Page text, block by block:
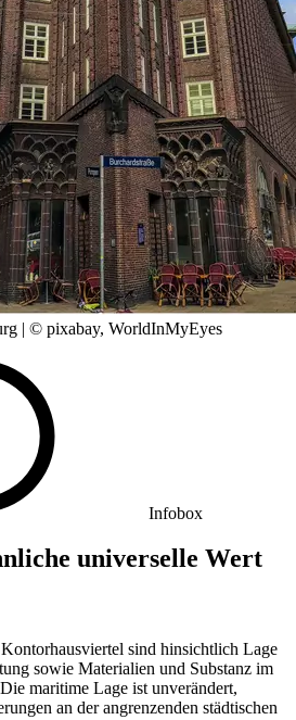
| © pixabay, WorldInMyEyes
Infobox
universelle Wert
sind hinsichtlich Lage
sowie Materialien und Substanz im
maritime Lage ist unverändert,
an der angrenzenden städtischen